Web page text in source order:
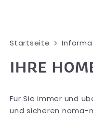
Startseite
IHRE
Für Sie immer und
und sicheren noma-